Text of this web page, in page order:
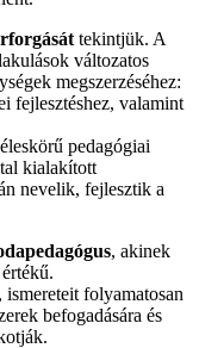
tekintjük. A
változatos
megszerzéséhez:
fejlesztéshez, valamint
pedagógiai
kialakított
nevelik, fejlesztik a
, akinek
folyamatosan
befogadására és